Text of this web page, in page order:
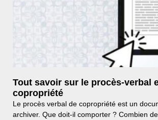
Tout savoir sur le procès-verbal
copropriété
Le procès verbal de copropriété est un
archiver. Que doit-il comporter ? Combien